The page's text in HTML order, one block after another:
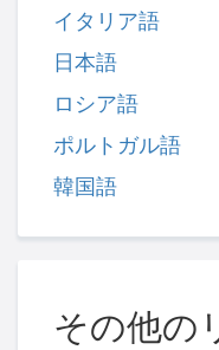
イタリア語
日本語
ロシア語
ポルトガル語
韓国語
その他の